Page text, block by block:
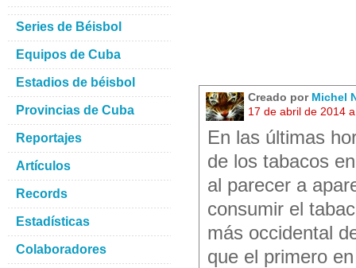
Creado por Michel
17 de abril de 2014
En las últimas
de los tabacos
al parecer a
consumir el
más occidental
que el primero
Series de Béisbol
Equipos de Cuba
Estadios de béisbol
Provincias de Cuba
Reportajes
Artículos
Records
Estadísticas
Colaboradores